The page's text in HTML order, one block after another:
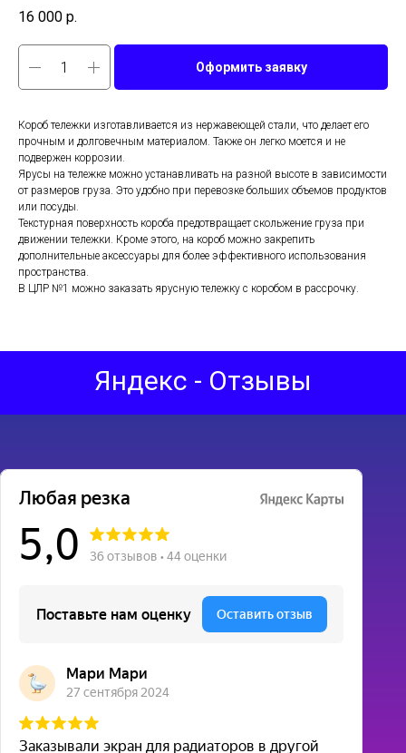
16 000 р.
Оформить заявку
Короб тележки изготавливается из нержавеющей стали, что делает его
прочным и долговечным материалом. Также он легко моется и не
подвержен коррозии.
Ярусы на тележке можно устанавливать на разной высоте в зависимости
от размеров груза. Это удобно при перевозке больших объемов продуктов
или посуды.
Текстурная поверхность короба предотвращает скольжение груза при
движении тележки. Кроме этого, на короб можно закрепить
дополнительные аксессуары для более эффективного использования
пространства.
В ЦЛР №1 можно заказать ярусную тележку с коробом в рассрочку.
Яндекс - Отзывы